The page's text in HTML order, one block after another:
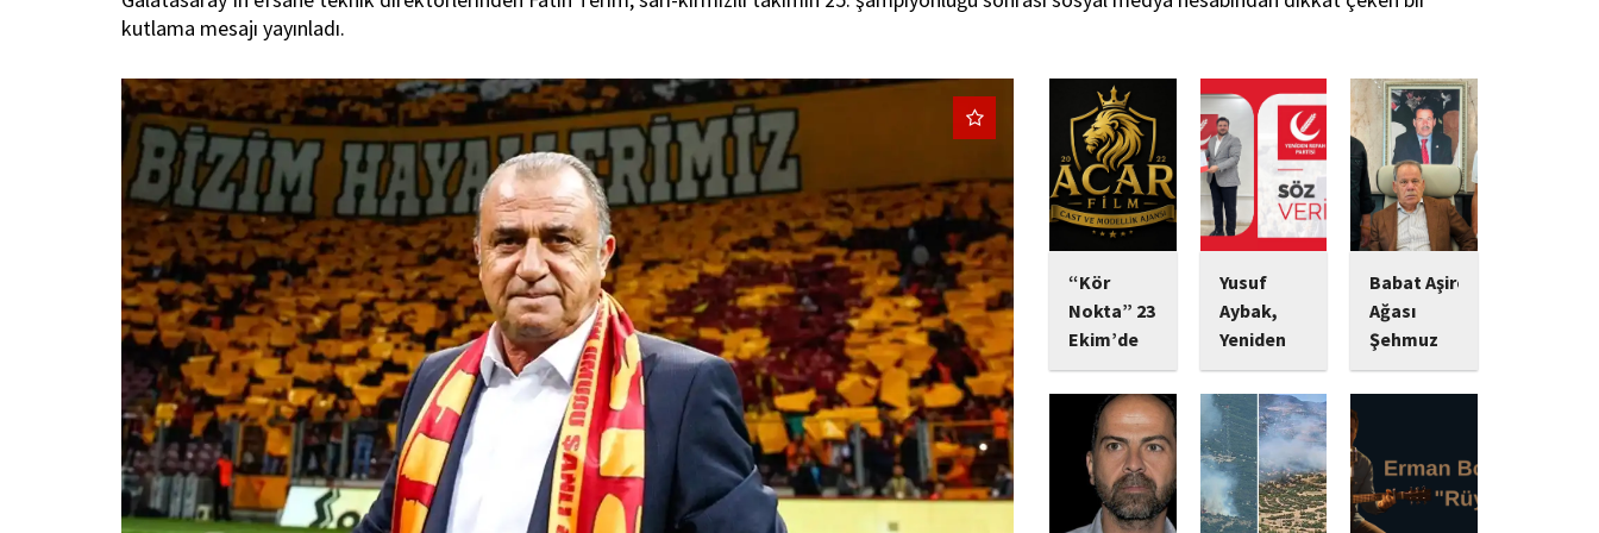
kutlama mesajı yayınladı.
“Kör
Nokta” 23
Ekim’de
Vizyonda:
Psikolojik
Gerilim
Tutkunlarını
Bekleyen
Yeni Yapım
Yusuf
Aybak,
Yeniden
Refah
Partisi
Sultangazi
Gençlik
Kolları
Başkanlığı
Babat Aşiret
Ağası
Şehmuz
Babat,
Devletine
Yatırımlarıyla
Dikkat
Çekiyor